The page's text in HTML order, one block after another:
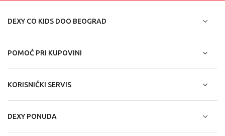
DEXY CO KIDS DOO BEOGRAD
POMOĆ PRI KUPOVINI
KORISNIČKI SERVIS
DEXY PONUDA